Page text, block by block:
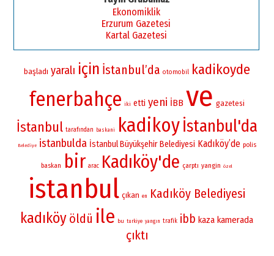
Ekonomiklik
Erzurum Gazetesi
Kartal Gazetesi
başladı yaralı için İstanbul’da otomobil kadikoyde
fenerbahçe iki etti yeni İBB ve gazetesi
İstanbul tarafından baskani kadikoyİstanbul'da
Belediye istanbulda İstanbul Büyükşehir Belediyesi Kadıköy’de polis
baskan bir arac Kadıköy'de çarptı yangin özel
istanbul çıkan en Kadıköy Belediyesi
kadıköy öldü ile bu turkiye yangın trafik ibb kaza kamerada
çıktı